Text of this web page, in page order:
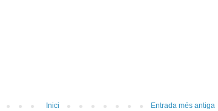
Entrada més antiga
Inici